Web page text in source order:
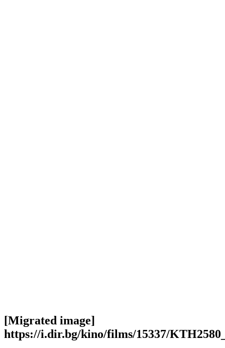
[Migrated image]
https://i.dir.bg/kino/films/15337/